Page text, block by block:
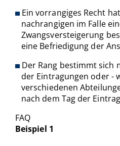
Ein vorrangiges Recht
nachrangigen im Falle
Zwangsversteigerung
eine Befriedigung der
Der Rang bestimmt sich
der Eintragungen oder -
verschiedenen
nach dem Tag der
FAQ
Beispiel 1